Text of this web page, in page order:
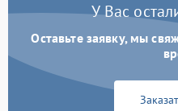
У Вас
Оставьте заявку, мы